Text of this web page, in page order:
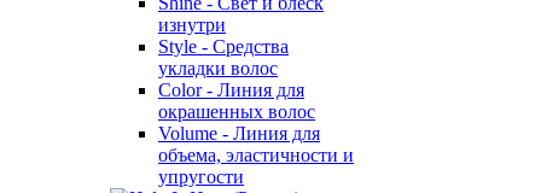
изнутри
Style - Средства
укладки волос
Color - Линия для
окрашенных волос
Volume - Линия для
объема, эластичности и
упругости